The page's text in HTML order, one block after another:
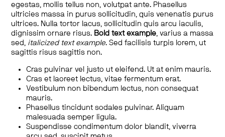
egestas, mollis tellus non, volutpat ante. Phasellus
ultricies massa in purus sollicitudin, quis venenatis purus
ultrices. Nulla tortor lacus, sollicitudin quis arcu iaculis,
dignissim ornare risus. Bold text example, varius a massa
sed, italicized text example. Sed facilisis turpis lorem, ut
sagittis risus sagittis non.
Cras pulvinar vel justo ut eleifend. Ut at enim mauris.
Cras et laoreet lectus, vitae fermentum erat.
Vestibulum non bibendum lectus, non consequat
mauris.
Phasellus tincidunt sodales pulvinar. Aliquam
malesuada semper ligula.
Suspendisse condimentum dolor blandit, viverra